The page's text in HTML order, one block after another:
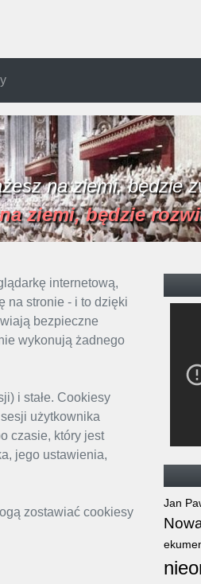
na ziemi, będzie
ziemi, będzie
internetową,
na stronie - i to dzięki
bezpieczne
wykonują żadnego
i stałe. Cookiesy
użytkownika
czasie, który jest
jego ustawienia,
zostawiać cookiesy
Jan